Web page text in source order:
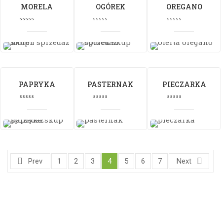
MORELA OGÓREK OREGANO
PAPRYKA PASTERNAK PIECZARKA
Prev 1 2 3 4 5 6 7 Next